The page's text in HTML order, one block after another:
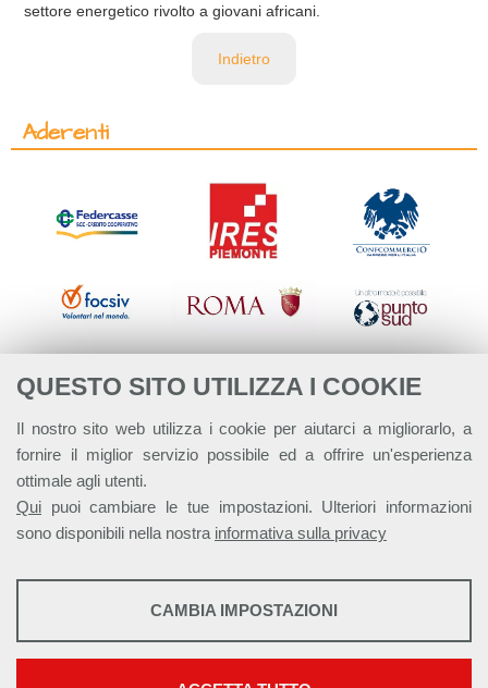
QUESTO SITO UTILIZZA I COOKIE
Il nostro sito web utilizza i cookie per aiutarci a migliorarlo, a
fornire il miglior servizio possibile ed a offrire un'esperienza
ottimale agli utenti.
Qui puoi cambiare le tue impostazioni. Ulteriori informazioni
sono disponibili nella nostra informativa sulla privacy
STATISTICHE
Mostra maggiori informazioni
CAMBIA IMPOSTAZIONI
settore energetico rivolto a giovani africani.
Indietro
Aderenti
Alleanza Italiana per lo Sviluppo Sostenibile - ASviS